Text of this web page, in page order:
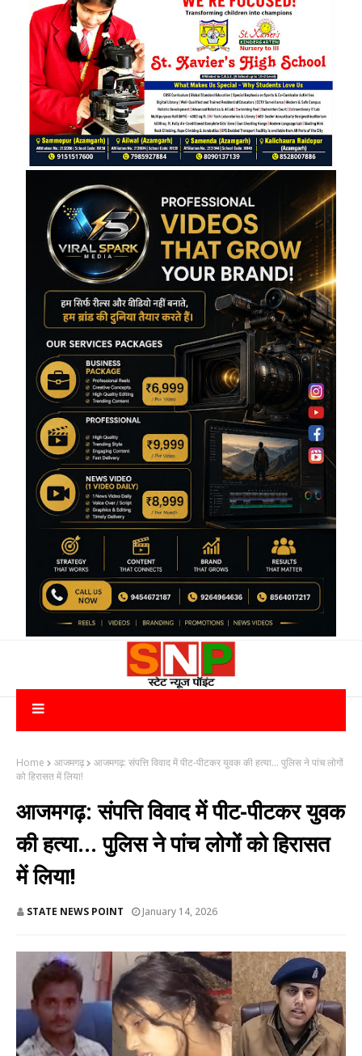
Home आजमगढ़
आजमगढ़: संपत्ति विवाद में पीट-पीटकर युवक की हत्या... पुलिस ने पांच लोगों
को हिरासत में लिया!
आजमगढ़: संपत्ति विवाद में पीट-पीटकर युवक
की हत्या... पुलिस ने पांच लोगों को हिरासत
में लिया!
STATE NEWS POINT January 14, 2026